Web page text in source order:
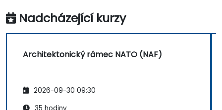
Nadcházející kurzy
Architektonický rámec NATO (NAF)
2026-09-30 09:30